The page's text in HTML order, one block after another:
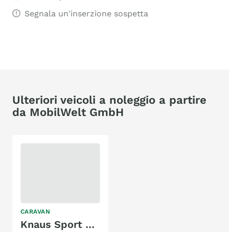
Segnala un'inserzione sospetta
Ulteriori veicoli a noleggio a partire
da MobilWelt GmbH
CARAVAN
Knaus Sport 540FDK